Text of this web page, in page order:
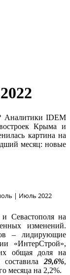
Аналитики IDEM
Крыма и
картина на
месяц: новые
| Июль 2022
Севастополя на
изменений.
– лидирующие
«ИнтерСтрой»,
общая доля на
29,6%,
месяца на 2,2%.